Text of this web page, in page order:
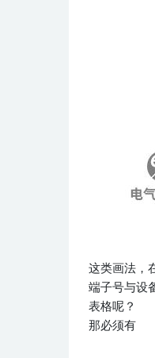
这类画法，
端子号与设
表格呢？
那必须有